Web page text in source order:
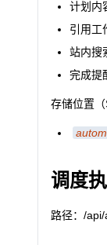
计划内
引用工
站内搜
完成提
存储位置（
调度
路径：/